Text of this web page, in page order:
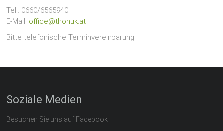
Tel.: 0660/6565940
E-Mail: office@thohuk.at
Bitte telefonische Terminvereinbarung
Soziale Medien
Besuchen Sie uns auf Facebook